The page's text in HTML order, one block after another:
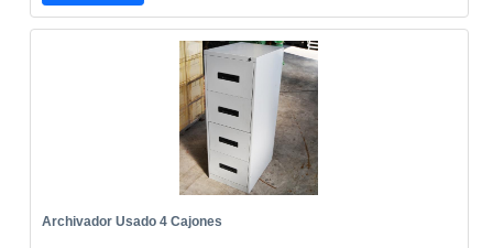
Archivador Usado 4 Cajones